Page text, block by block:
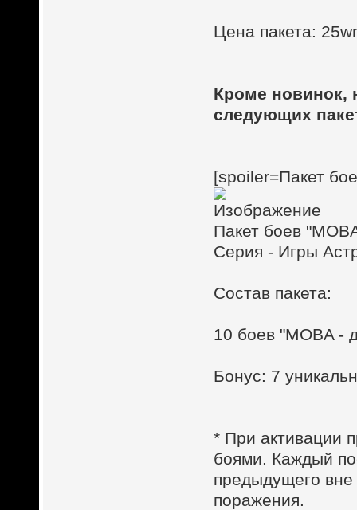
Цена пакета:
Кроме новинок,
следующих
[spoiler=Пакет
Пакет боев
Серия - Игры
Состав пакета:
10 боев "MOBA -
Бонус: 7
* При активации
боями. Каждый
предыдущего вне
поражения.